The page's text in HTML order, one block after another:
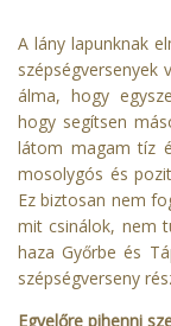
A lány lapunknak
szépségversenyek
álma, hogy
hogy segítsen
látom magam tíz
mosolygós és
Ez biztosan nem
mit csinálok, nem
haza Győrbe és
szépségverseny
Egyelőre pihenni